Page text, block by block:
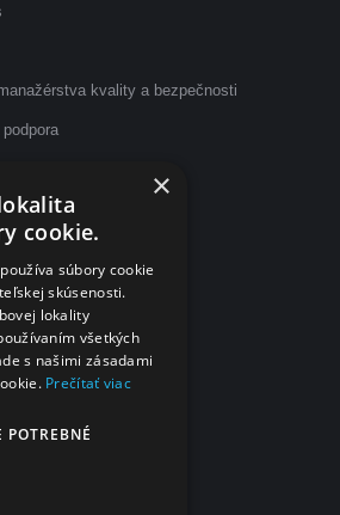
kvality a bezpečnosti
po vyšetrení
×
cookie.
súbory cookie
skúsenosti.
lokality
všetkých
s našimi zásadami
Prečítať viac
POTREBNÉ